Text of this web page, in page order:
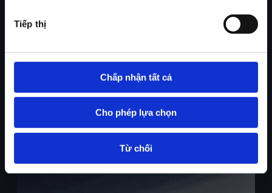
Tiếp thị
Chấp nhận tất cả
Cho phép lựa chọn
Từ chối